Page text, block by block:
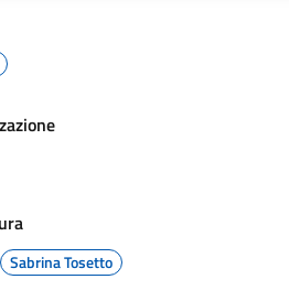
Sabrina Tosetto